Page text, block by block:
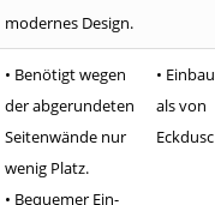
modernes Design.
• Benötigt wegen
der abgerundeten
Seitenwände nur
wenig Platz.
• Bequemer Ein-
•
als von